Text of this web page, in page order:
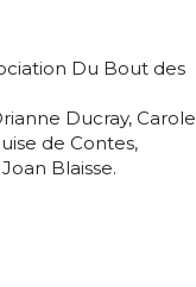
Du Bout des
Ducray, Carole
de Contes,
Blaisse.